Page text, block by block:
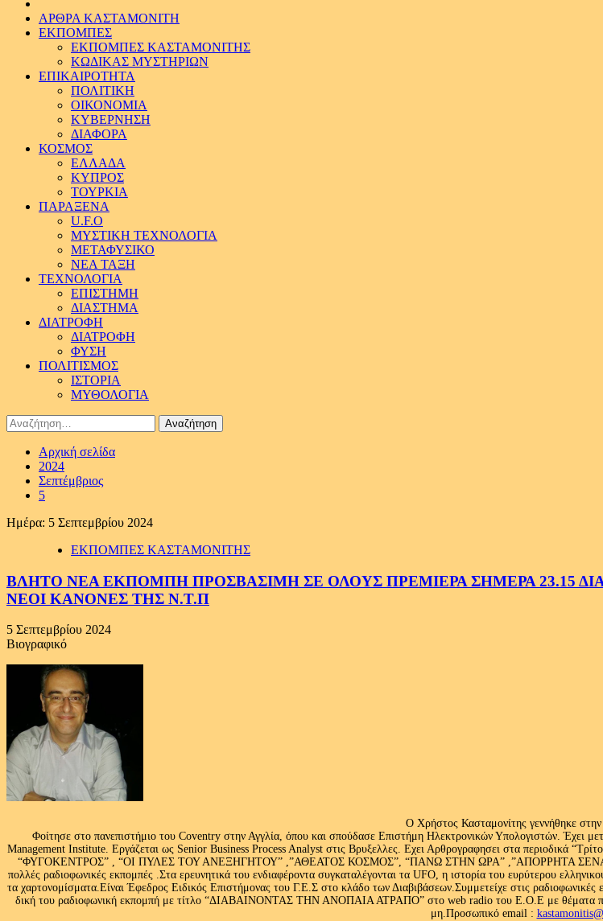
ΑΡΘΡΑ ΚΑΣΤΑΜΟΝΙΤΗ
ΕΚΠΟΜΠΕΣ
ΕΚΠΟΜΠΕΣ ΚΑΣΤΑΜΟΝΙΤΗΣ
ΚΩΔΙΚΑΣ ΜΥΣΤΗΡΙΩΝ
ΕΠΙΚΑΙΡΟΤΗΤΑ
ΠΟΛΙΤΙΚΗ
ΟΙΚΟΝΟΜΙΑ
ΚΥΒΕΡΝΗΣΗ
ΔΙΑΦΟΡΑ
ΚΟΣΜΟΣ
ΕΛΛΑΔΑ
ΚΥΠΡΟΣ
ΤΟΥΡΚΙΑ
ΠΑΡΑΞΕΝΑ
U.F.O
ΜΥΣΤΙΚΗ ΤΕΧΝΟΛΟΓΙΑ
ΜΕΤΑΦΥΣΙΚΟ
ΝΕΑ ΤΑΞΗ
ΤΕΧΝΟΛΟΓΙΑ
ΕΠΙΣΤΗΜΗ
ΔΙΑΣΤΗΜΑ
ΔΙΑΤΡΟΦΗ
ΔΙΑΤΡΟΦΗ
ΦΥΣΗ
ΠΟΛΙΤΙΣΜΟΣ
ΙΣΤΟΡΙΑ
ΜΥΘΟΛΟΓΙΑ
Αναζήτηση
για:
Αρχική σελίδα
2024
Σεπτέμβριος
5
Ημέρα: 5 Σεπτεμβρίου 2024
ΕΚΠΟΜΠΕΣ ΚΑΣΤΑΜΟΝΙΤΗΣ
ΒΛΗΤΟ ΝΕΑ ΕΚΠΟΜΠΗ ΠΡΟΣΒΑΣΙΜΗ ΣΕ ΟΛΟΥΣ ΠΡΕΜΙΕΡΑ ΣΗΜΕΡΑ 23.15
ΝΕΟΙ ΚΑΝΟΝΕΣ ΤΗΣ Ν.Τ.Π
5 Σεπτεμβρίου 2024
Βιογραφικό
Ο Χρήστος Κασταμονίτης γεννήθηκε
Φοίτησε στο πανεπιστήμιο του Coventry στην Αγγλία, όπου και σπούδασε Επιστήμη Ηλεκτρονικών Υπολογιστών. Έχει
Management Institute. Εργάζεται ως Senior Business Process Analyst στις Βρυξελλες. Εχει Αρθρογραφησει στα περιοδικά
“ΦΥΓΟΚΕΝΤΡΟΣ” , “ΟΙ ΠΥΛΕΣ ΤΟΥ ΑΝΕΞΗΓΗΤΟΥ” ,”ΑΘΕΑΤΟΣ ΚΟΣΜΟΣ”, “ΠΑΝΩ ΣΤΗΝ ΩΡΑ” ,”ΑΠΟΡΡΗΤΑ
πολλές ραδιοφωνικές εκπομπές .Στα ερευνητικά του ενδιαφέροντα συγκαταλέγονται τα UFO, η ιστορία του ευρύτερου
τα χαρτονομίσματα.Είναι Έφεδρος Ειδικός Επιστήμονας του Γ.Ε.Σ στο κλάδο των Διαβιβάσεων.Συμμετείχε στις
δική του ραδιοφωνική εκπομπή με τίτλο “ΔΙΑΒΑΙΝΟΝΤΑΣ ΤΗΝ ΑΝΟΠΑΙΑ ΑΤΡΑΠΟ” στο web radio του Ε.Ο.Ε με θέματα που
μη.Προσωπικό email :